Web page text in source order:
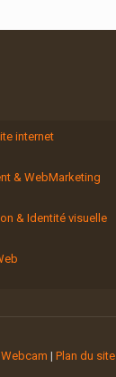
internet
& WebMarketing
& Identité visuelle
Webcam |Plan du site